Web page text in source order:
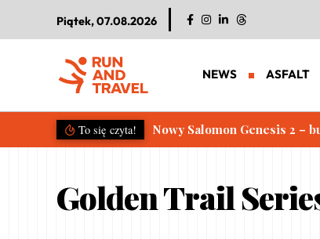
Piątek, 07.08.2026
NEWS ASFALT
To się czyta! Nowy Salomon Genesis 2 –
Golden Trail